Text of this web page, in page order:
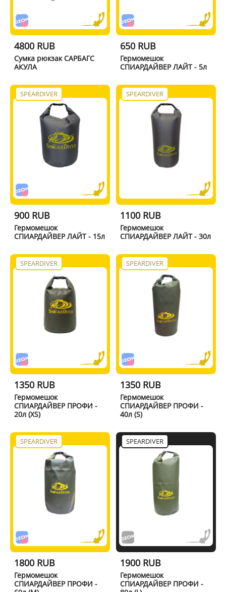
4800 RUB
Сумка рюкзак САРБАГС
АКУЛА
650 RUB
Гермомешок
СПИАРДАЙВЕР ЛАЙТ - 5л
SPEARDIVER
900 RUB
Гермомешок
СПИАРДАЙВЕР ЛАЙТ - 15л
SPEARDIVER
1100 RUB
Гермомешок
СПИАРДАЙВЕР ЛАЙТ - 30л
SPEARDIVER
1350 RUB
Гермомешок
СПИАРДАЙВЕР ПРОФИ -
20л (XS)
SPEARDIVER
1350 RUB
Гермомешок
СПИАРДАЙВЕР ПРОФИ -
40л (S)
SPEARDIVER
1800 RUB
Гермомешок
СПИАРДАЙВЕР ПРОФИ -
SPEARDIVER
1900 RUB
Гермомешок
СПИАРДАЙВЕР ПРОФИ -